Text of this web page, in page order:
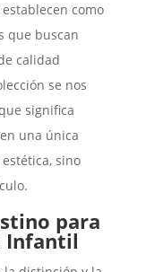
como
que buscan
calidad
se nos
significa
una única
sino
para
Infantil